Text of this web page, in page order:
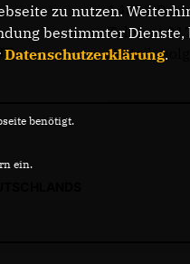
14822
Telefon:
E-Mail:
zu nutzen.
bestimmter
Datenschutzerklärung.
benötigt.
ein.